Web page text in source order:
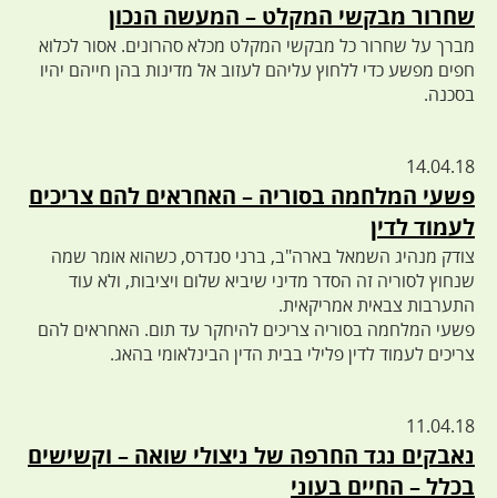
שחרור מבקשי המקלט – המעשה הנכון
מברך על שחרור כל מבקשי המקלט מכלא סהרונים. אסור לכלוא
חפים מפשע כדי ללחוץ עליהם לעזוב אל מדינות בהן חייהם יהיו
בסכנה.
14.04.18
פשעי המלחמה בסוריה – האחראים להם צריכים
לעמוד לדין
צודק מנהיג השמאל בארה"ב, ברני סנדרס, כשהוא אומר שמה
שנחוץ לסוריה זה הסדר מדיני שיביא שלום ויציבות, ולא עוד
התערבות צבאית אמריקאית.
פשעי המלחמה בסוריה צריכים להיחקר עד תום. האחראים להם
צריכים לעמוד לדין פלילי בבית הדין הבינלאומי בהאג.
11.04.18
נאבקים נגד החרפה של ניצולי שואה – וקשישים
בכלל – החיים בעוני